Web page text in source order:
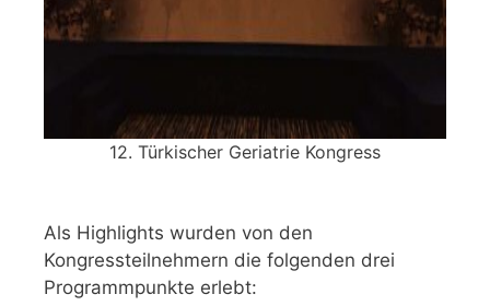
12. Türkischer Geriatrie Kongress
Als Highlights wurden von den
Kongressteilnehmern die folgenden drei
Programmpunkte erlebt: